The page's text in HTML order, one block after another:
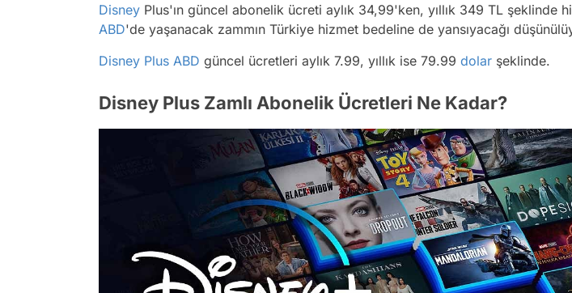
Disney Plus'ın güncel abonelik ücreti aylık 34,99'ken, yıllık 349 TL şeklinde
ABD'de yaşanacak zammın Türkiye hizmet bedeline de yansıyacağı
Disney Plus ABD güncel ücretleri aylık 7.99, yıllık ise 79.99 dolar şeklinde.
Disney Plus Zamlı Abonelik Ücretleri Ne Kadar?